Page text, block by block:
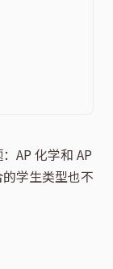
AP 化学和 AP
学生类型也不